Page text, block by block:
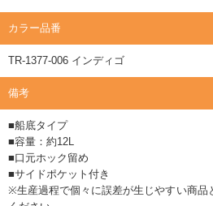
カラー品番
TR-1377-006 インディゴ
備考
■船底タイプ
■容量：約12L
■口元ホック留め
■サイドポケット付き
※生産過程で個々に誤差が生じやすい商品